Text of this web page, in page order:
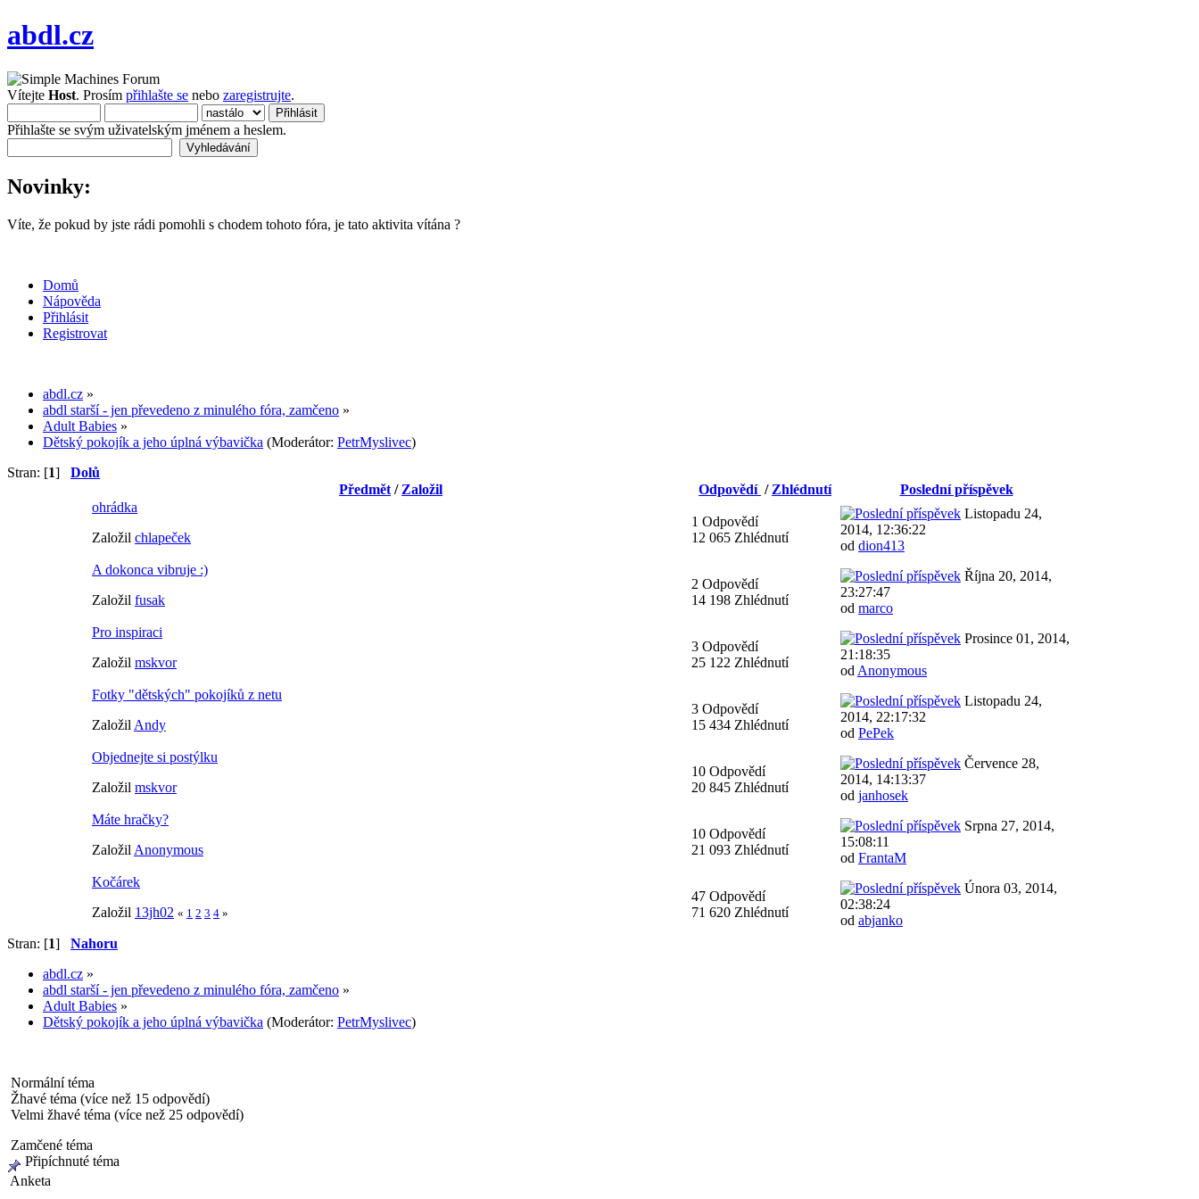
abdl.cz
Vítejte Host. Prosím přihlašte se nebo zaregistrujte.
Přihlašte se svým uživatelským jménem a heslem.
Novinky:
Víte, že pokud by jste rádi pomohli s chodem tohoto fóra, je tato aktivita vítána ?
Domů
Nápověda
Přihlásit
Registrovat
abdl.cz »
abdl starší - jen převedeno z minulého fóra, zamčeno »
Adult Babies »
Dětský pokojík a jeho úplná výbavička (Moderátor: PetrMyslivec)
Stran: [1] Dolů
Předmět / Založil Odpovědí / Zhlédnutí
Poslední příspěvek
ohrádka
Založil chlapeček
1 Odpovědí
12 065 Zhlédnutí
Listopadu 24,
2014, 12:36:22
od dion413
A dokonca vibruje :)
Založil fusak
2 Odpovědí
14 198 Zhlédnutí
Října 20, 2014,
23:27:47
od marco
Pro inspiraci
Založil mskvor
3 Odpovědí
25 122 Zhlédnutí
Prosince 01, 2014,
21:18:35
od Anonymous
Fotky "dětských" pokojíků z netu
Založil Andy
3 Odpovědí
15 434 Zhlédnutí
Listopadu 24,
2014, 22:17:32
od PePek
Objednejte si postýlku
Založil mskvor
10 Odpovědí
20 845 Zhlédnutí
Července 28,
2014, 14:13:37
od janhosek
Máte hračky?
Založil Anonymous
10 Odpovědí
21 093 Zhlédnutí
Srpna 27, 2014,
15:08:11
od FrantaM
Kočárek
Založil 13jh02 « 1 2 3 4 »
47 Odpovědí
71 620 Zhlédnutí
Února 03, 2014,
02:38:24
od abjanko
Stran: [1] Nahoru
abdl.cz »
abdl starší - jen převedeno z minulého fóra, zamčeno »
Adult Babies »
Dětský pokojík a jeho úplná výbavička (Moderátor: PetrMyslivec)
Normální téma
Žhavé téma (více než 15 odpovědí)
Velmi žhavé téma (více než 25 odpovědí)
Zamčené téma
Připíchnuté téma
Anketa